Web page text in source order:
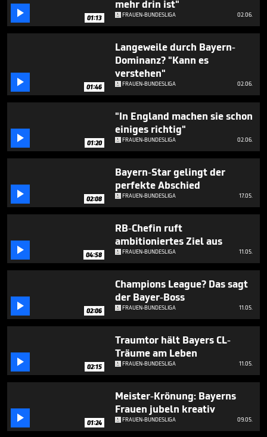
minutes,
seconds
 01:13
mehr drin ist"
FRAUEN-BUNDESLIGA 02.06.
 01:46
Langeweile durch Bayern-
Dominanz? "Kann es
verstehen"
FRAUEN-BUNDESLIGA 02.06.
 01:20
"In England machen sie schon
einiges richtig"
FRAUEN-BUNDESLIGA 02.06.
 02:08
Bayern-Star gelingt der
perfekte Abschied
FRAUEN-BUNDESLIGA 17.05.
 04:58
RB-Chefin ruft
ambitioniertes Ziel aus
FRAUEN-BUNDESLIGA 11.05.
 02:06
Champions League? Das sagt
der Bayer-Boss
FRAUEN-BUNDESLIGA 11.05.
 02:15
Traumtor hält Bayers CL-
Träume am Leben
FRAUEN-BUNDESLIGA 11.05.
 01:24
Meister-Krönung: Bayerns
Frauen jubeln kreativ
FRAUEN-BUNDESLIGA 09.05.